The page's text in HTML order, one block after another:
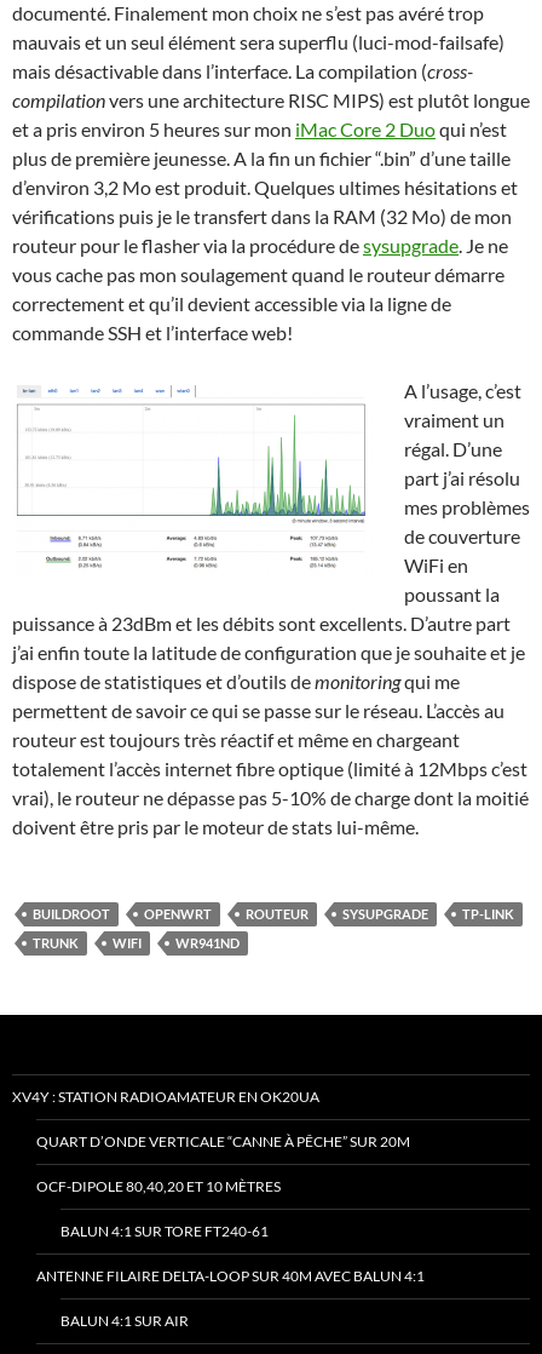
documenté. Finalement mon choix ne s’est pas avéré trop
mauvais et un seul élément sera superflu (luci-mod-failsafe)
mais désactivable dans l’interface. La compilation (cross-
compilationvers une architecture RISC MIPS) est plutôt longue
et a pris environ 5 heures sur mon iMac Core 2 Duoqui n’est
plus de première jeunesse. A la fin un fichier “.bin” d’une taille
d’environ 3,2 Mo est produit. Quelques ultimes hésitations et
vérifications puis je le transfert dans la RAM (32 Mo) de mon
routeur pour le flasher via la procédure desysupgrade. Je ne
vous cache pas mon soulagement quand le routeur démarre
correctement et qu’il devient accessible via la ligne de
commande SSH et l’interface web!
A l’usage, c’est
vraiment un
régal. D’une
part j’ai résolu
mes problèmes
de couverture
WiFi en
poussant la
puissance à 23dBm et les débits sont excellents. D’autre part
j’ai enfin toute la latitude de configuration que je souhaite et je
dispose de statistiques et d’outils demonitoringqui me
permettent de savoir ce qui se passe sur le réseau. L’accès au
routeur est toujours très réactif et même en chargeant
totalement l’accès internet fibre optique (limité à 12Mbps c’est
vrai), le routeur ne dépasse pas 5-10% de charge dont la moitié
doivent être pris par le moteur de stats lui-même.
BUILDROOT OPENWRT ROUTEUR SYSUPGRADE
TP-LINK
TRUNK
WIFI WR941ND
XV4Y : STATION RADIOAMATEUR EN OK20UA
QUART D’ONDE VERTICALE “CANNE À PÊCHE” SUR 20M
OCF-DIPOLE 80,40,20 ET 10 MÈTRES
BALUN 4:1 SUR TORE FT240-61
ANTENNE FILAIRE DELTA-LOOP SUR 40M AVEC BALUN 4:1
BALUN 4:1 SUR AIR